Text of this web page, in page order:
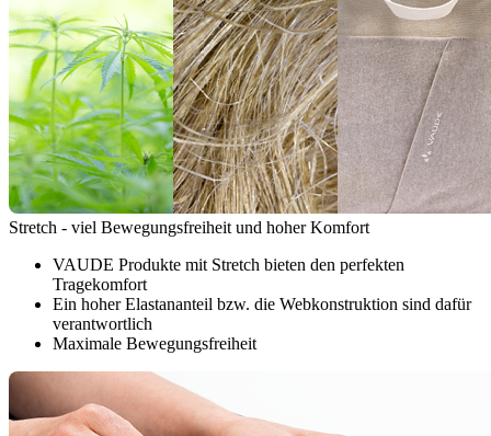
Stretch - viel Bewegungsfreiheit und hoher Komfort
VAUDE Produkte mit Stretch bieten den perfekten
Tragekomfort
Ein hoher Elastananteil bzw. die Webkonstruktion sind dafür
verantwortlich
Maximale Bewegungsfreiheit